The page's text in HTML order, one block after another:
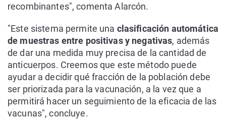
recombinantes", comenta Alarcón.
"Este sistema permite una clasificación automática
de muestras entre positivas y negativas, además
de dar una medida muy precisa de la cantidad de
anticuerpos. Creemos que este método puede
ayudar a decidir qué fracción de la población debe
ser priorizada para la vacunación, a la vez que a
permitirá hacer un seguimiento de la eficacia de las
vacunas", concluye.